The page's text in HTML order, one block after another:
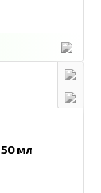
50 мл